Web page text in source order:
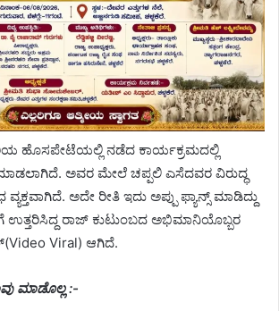
ಹೊಸಪೇಟೆಯಲ್ಲಿ ನಡೆದ ಕಾರ್ಯಕ್ರಮದಲ್ಲಿ
ಅವರ ಮೇಲೆ ಚಪ್ಪಲಿ ಎಸೆದವರ ವಿರುದ್ಧ
ಅದೇ ರೀತಿ ಇದು ಅಪ್ಪು ಫ್ಯಾನ್ಸ್ ಮಾಡಿದ್ದು
ರಾಜ್ ಕುಟುಂಬದ ಅಭಿಮಾನಿಯೊಬ್ಬರ
Viral) ಆಗಿದೆ.
ಮಾಡೊಲ್ಲ :-